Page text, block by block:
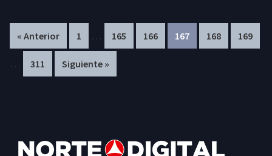
« Anterior Page
1
Interim
pages
omitted
… Page
165 Page
166 Page
167 Page
168 Page
169
… Page
311 Siguiente »
Footer